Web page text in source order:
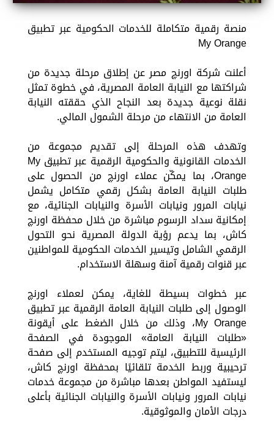
منصة رقمية متكاملة للخدمات الحكومية عبر تطبيق
My Orange
أعلنت شركة اورنچ مصر عن إطلاق مرحلة جديدة من
شراكتها مع النيابة العامة المصرية، في خطوة تمثل
نقلة نوعية جديدة بعد النجاح الذي حققته النيابة
العامة من الانتهاء من مرحلة الشمول المالي.
وتهدف هذه المرحلة إلى تقديم مجموعة من
الخدمات القانونية والحكومية الرقمية عبر تطبيق My
Orange، بما يمكّن عملاء اورنچ من الحصول على
طلبات النيابة العامة بشكل رقمي متكامل يشمل
نيابات المرور ونيابات الأسرة والنيابات الجنائية، مع
إمكانية سداد الرسوم مباشرة من خلال محفظة اورنچ
كاش، بما يدعم رؤية الدولة المصرية نحو التحول
الرقمي الشامل وتيسير الخدمات الحكومية للمواطنين
عبر قنوات رقمية آمنة وسهلة الاستخدام.
عبر خطوات بسيطة للغاية، يمكن لعملاء اورنچ
الوصول إلى طلبات النيابة العامة الرقمية عبر تطبيق
My Orange، وذلك من خلال الضغط على أيقونة
«طلبات النيابة العامة» الموجودة في الصفحة
الرئيسية للتطبيق، ليتم توجيه المستخدم إلى صفحة
ترحيبية وربط الخدمة تلقائيًا بمحفظة اورنچ كاش،
ليستفيد المواطن بعدها مباشرة من مجموعة خدمات
نيابات المرور ونيابات الأسرة والنيابات الجنائية بأعلى
درجات الأمان والموثوقية.